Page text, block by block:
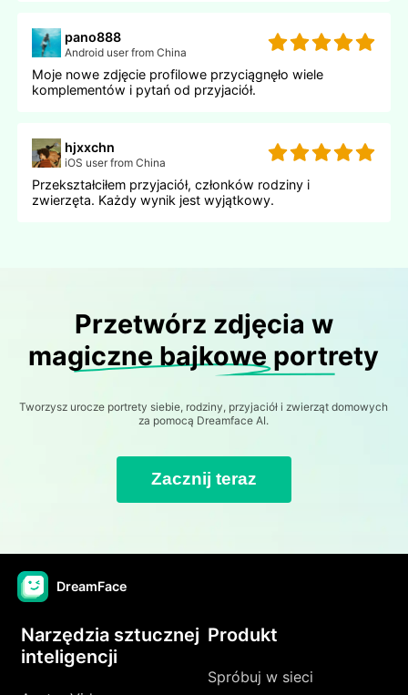
pano888
Android user from China
Moje nowe zdjęcie profilowe przyciągnęło wiele
komplementów i pytań od przyjaciół.
hjxxchn
iOS user from China
Przekształciłem przyjaciół, członków rodziny i
zwierzęta. Każdy wynik jest wyjątkowy.
Przetwórz zdjęcia w
magiczne bajkowe portrety
Tworzysz urocze portrety siebie, rodziny, przyjaciół i zwierząt domowych
za pomocą Dreamface AI.
Zacznij teraz
DreamFace
Narzędzia sztucznej
inteligencji
Produkt
Spróbuj w sieci